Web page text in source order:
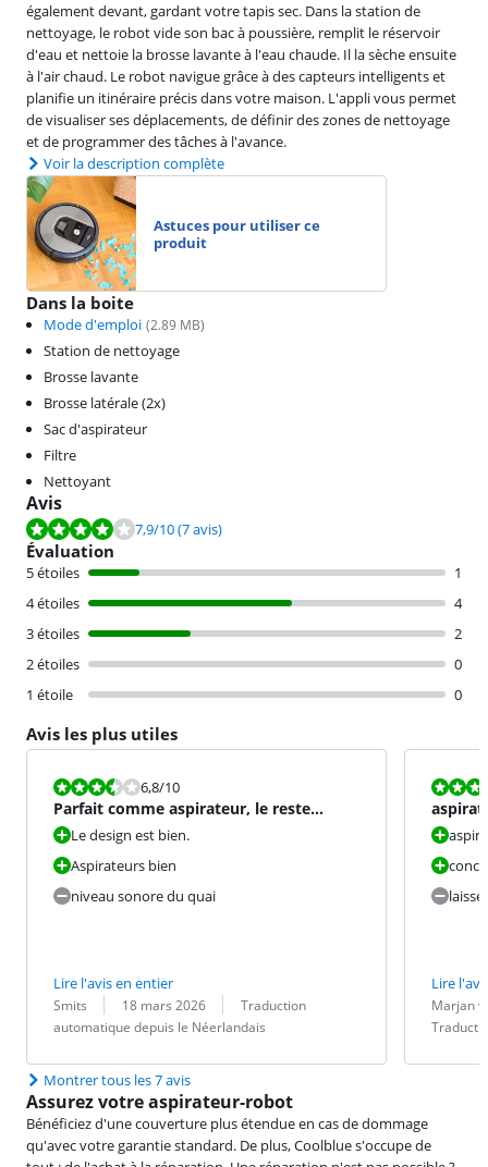
également devant, gardant votre tapis sec. Dans la station de
nettoyage, le robot vide son bac à poussière, remplit le réservoir
d'eau et nettoie la brosse lavante à l'eau chaude. Il la sèche ensuite
à l'air chaud. Le robot navigue grâce à des capteurs intelligents et
planifie un itinéraire précis dans votre maison. L'appli vous permet
de visualiser ses déplacements, de définir des zones de nettoyage
et de programmer des tâches à l'avance.
Voir la description complète
Astuces pour utiliser ce
produit
Dans la boite
Mode d'emploi (2.89 MB)
Station de nettoyage
Brosse lavante
Brosse latérale (2x)
Sac d'aspirateur
Filtre
Nettoyant
Avis
La note est de 7,9 sur 10, basée sur 7 avis.
7,9/10(7 avis)
Évaluation
5 étoiles
1
4 étoiles
4
3 étoiles
2
2 étoiles
0
1 étoile
0
Avis les plus utiles
La note est 6,8 sur 10.
6,8/10
Parfait comme aspirateur, le reste
beaucoup moins...
Le design est bien.
Aspirateurs bien
niveau sonore du quai
Lire l'avis en entier
Évaluation par :
Smits
Date : 18 mars 2026
Traduction :
Traduction
automatique depuis le Néerlandais
La note est
Lire
Évaluation
Marjan
Date :
Traduction :
Montrer tous les 7 avis
Assurez votre aspirateur-robot
Bénéficiez d'une couverture plus étendue en cas de dommage
qu'avec votre garantie standard. De plus, Coolblue s'occupe de